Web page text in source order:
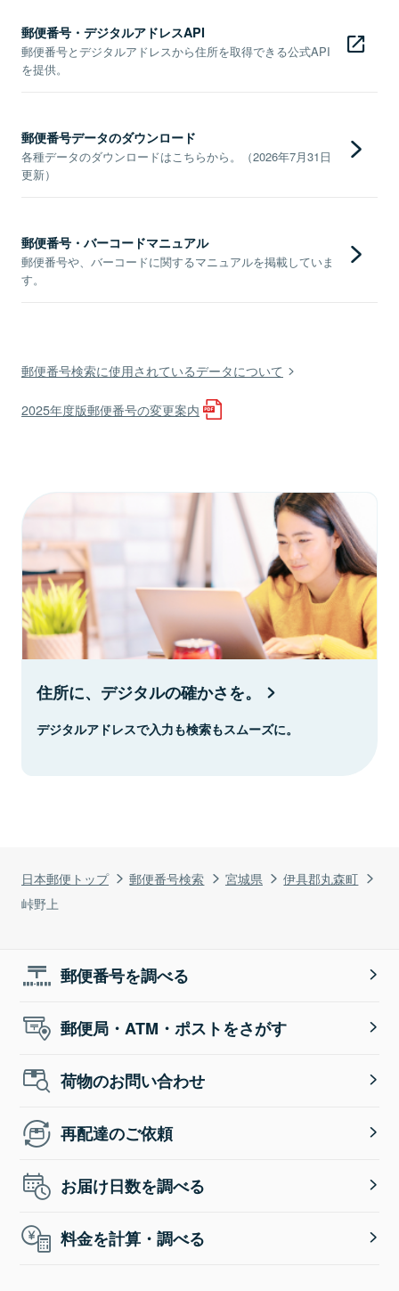
日本郵便トップ 郵便番号検索 宮城県
伊具郡丸森町
峠野上
郵便番号・デジタルアドレスAPI
郵便番号とデジタルアドレスから住所を取得できる公式API
を提供。
郵便番号データのダウンロード
各種データのダウンロードはこちらから。（2026年7月31日
更新）
郵便番号・バーコードマニュアル
郵便番号や、バーコードに関するマニュアルを掲載していま
す。
郵便番号検索に使用されているデータについて
2025年度版郵便番号の変更案内
住所に、デジタルの確かさを。
デジタルアドレスで入力も検索もスムーズに。
郵便番号を調べる
郵便局・ATM・ポストをさがす
荷物のお問い合わせ
再配達のご依頼
お届け日数を調べる
料金を計算・調べる